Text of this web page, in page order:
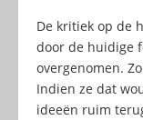
De kritiek op de
door de huidige
overgenomen.
Indien ze dat
ideeën ruim